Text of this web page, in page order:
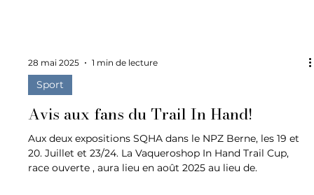
28 mai 2025
Sport
Avis aux fans du Trail In Hand!
Aux deux expositions SQHA dans le NPZ Berne, les 19 et